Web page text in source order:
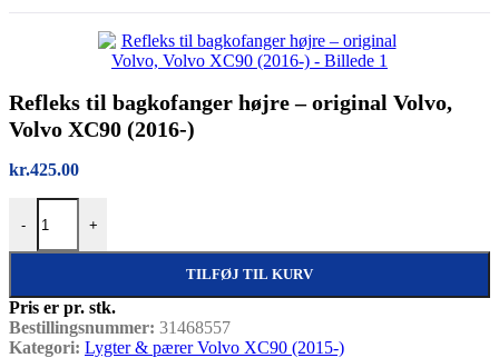
Refleks til bagkofanger højre – original Volvo,
Volvo XC90 (2016-)
kr.425.00
-
Refleks til bagkofanger højre – original Volvo, Volvo XC90 (2016-)
+
TILFØJ TIL KURV
Pris er pr. stk.
Bestillingsnummer: 31468557
Kategori: Lygter & pærer Volvo XC90 (2015-)